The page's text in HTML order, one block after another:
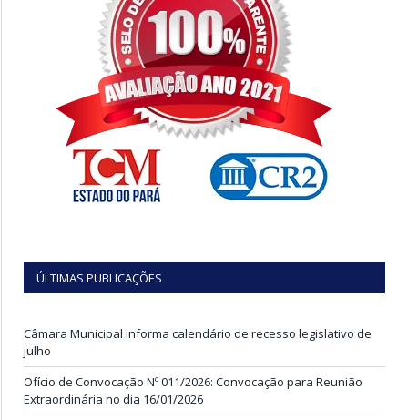
ÚLTIMAS PUBLICAÇÕES
Câmara Municipal informa calendário de recesso legislativo de
julho
Ofício de Convocação Nº 011/2026: Convocação para Reunião
Extraordinária no dia 16/01/2026